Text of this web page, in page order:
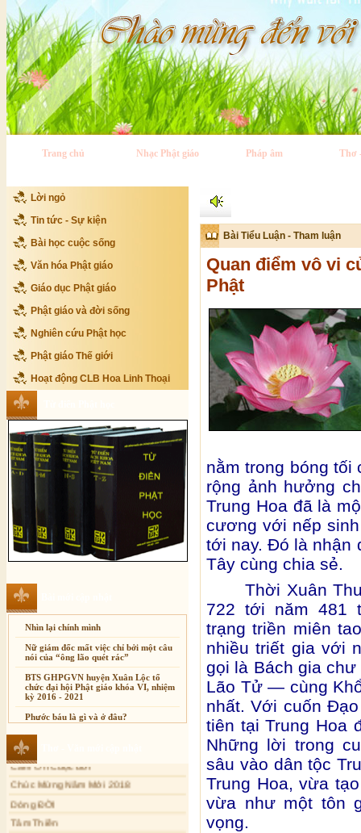
Trang chủ Nhạc Phật giáo Pháp âm Thơ
Lời ngỏ
Tin tức - Sự kiện
Bài học cuộc sống
Văn hóa Phật giáo
Giáo dục Phật giáo
Phật giáo và đời sống
Nghiên cứu Phật học
Phật giáo Thế giới
Hoạt động CLB Hoa Linh Thoại
Nhìn lại chính mình
Nữ giám đốc mất việc chỉ bởi một câu
nói của “ông lão quét rác”
BTS GHPGVN huyện Xuân Lộc tổ
chức đại hội Phật giáo khóa VI, nhiệm
kỳ 2016 - 2021
Phước báu là gì và ở đâu?
Sự thương-ghét của con người
Cải đạo: Nguyên nhân & giải pháp
Nỗi lòng của các bệnh nhân nghèo
An Giang: Tịnh thất Quy Nguyên
phát quà từ thiện tại xã Cư Yang
Xuân Thi
Cảm Ơn Cuộc đời
Chúc Mừng Năm Mới 2018
Dòng ĐỜI
Tâm Thiền
Chuông Ngân
Bài Tiểu Luận - Tham luận
Quan điểm vô vi
Phật
nằm trong bóng
rộng ảnh hưởng
Trung Hoa đã là
cương với nếp
tới nay. Đó là nhận
Tây cùng chia sẻ.
Thời Xuân
722 tới năm 481
trạng triền miên
nhiều triết gia với
gọi là Bách gia
Lão Tử — cùng
nhất. Với cuốn
tiên tại Trung Hoa
Những lời trong
sâu vào dân tộc
Trung Hoa, vừa
vừa như một tôn
vọng.